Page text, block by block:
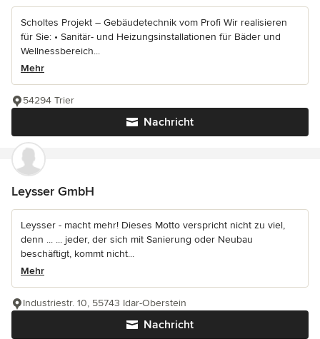
Scholtes Projekt – Gebäudetechnik vom Profi Wir realisieren
für Sie: • Sanitär- und Heizungsinstallationen für Bäder und
Wellnessbereich...
Mehr
Nachricht
54294 Trier
Leysser GmbH
Leysser - macht mehr! Dieses Motto verspricht nicht zu viel,
denn ... ... jeder, der sich mit Sanierung oder Neubau
beschäftigt, kommt nicht...
Mehr
Nachricht
Industriestr. 10, 55743 Idar-Oberstein